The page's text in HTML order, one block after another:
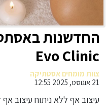
החדשנות
Evo Clinic
צוות מומחים אסטתיקה
21 אוגוסט, 2025 12:55
עיצוב אף ללא ניתוח עיצוב